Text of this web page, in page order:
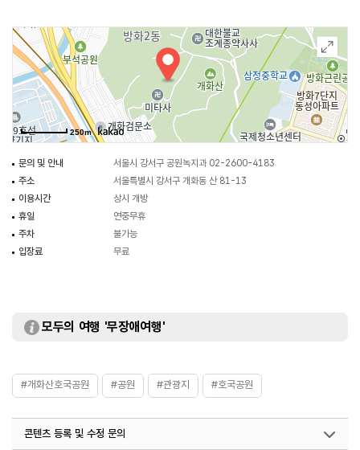
250m
문의 및 안내
서울시 강서구 공원녹지과 02-2600-4183
주소
서울특별시 강서구 개화동 산 81-13
이용시간
상시 개방
휴일
연중무휴
주차
불가능
입장료
무료
모두의 여행 '무장애여행'
#개화산호국공원 #공원 #관광지 #호국공원
콘텐츠 등록 및 수정 문의